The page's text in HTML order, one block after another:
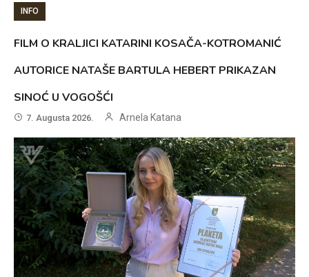
INFO
FILM O KRALJICI KATARINI KOSAČA-KOTROMANIĆ
AUTORICE NATAŠE BARTULA HEBERT PRIKAZAN
SINOĆ U VOGOŠĆI
7. Augusta 2026. Arnela Katana